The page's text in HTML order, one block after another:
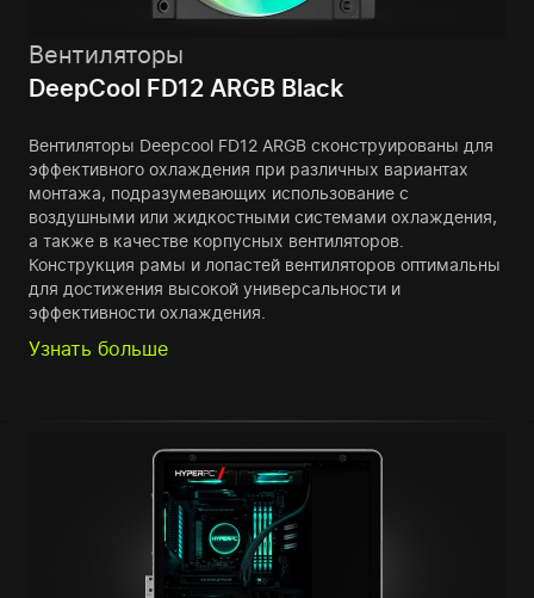
Вентиляторы
DeepCool FD12 ARGB Black
Вентиляторы Deepcool FD12 ARGB сконструированы для
эффективного охлаждения при различных вариантах
монтажа, подразумевающих использование с
воздушными или жидкостными системами охлаждения,
а также в качестве корпусных вентиляторов.
Конструкция рамы и лопастей вентиляторов оптимальны
для достижения высокой универсальности и
эффективности охлаждения.
Узнать больше